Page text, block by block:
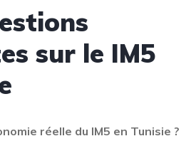
sur le IM5
réelle du IM5 en Tunisie ?